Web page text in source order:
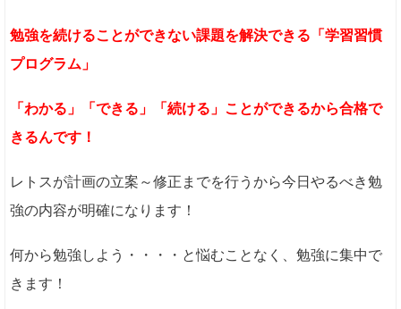
勉強を続けることができない課題を解決できる「学習習慣
プログラム」
「わかる」「できる」「続ける」ことができるから合格で
きるんです！
レトスが計画の立案～修正までを行うから今日やるべき勉
強の内容が明確になります！
何から勉強しよう・・・・と悩むことなく、勉強に集中で
きます！